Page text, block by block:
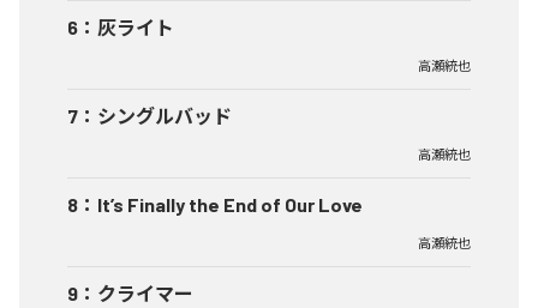
6 ： 灰ライト
高瀬統也
7 ： シングルバッド
高瀬統也
8 ： It’s Finally the End of Our Love
高瀬統也
9 ： クライマー